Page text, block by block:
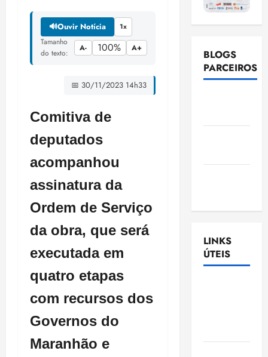
🔊Ouvir Notícia 1x
Tamanho
do texto:
A- 100% A+
📅 30/11/2023 14h33
Comitiva de
deputados
acompanhou
assinatura da
Ordem de Serviço
da obra, que será
executada em
quatro etapas
com recursos dos
Governos do
Maranhão e
BLOGS
PARCEIROS
LINKS
ÚTEIS